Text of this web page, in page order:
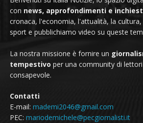
con news, approfondimenti e
cronaca, l'economia, l'attualità, la
sport e pubblichiamo video su queste
La nostra missione è fornire un
tempestivo per una community di
consapevole.
Contatti
E-mail: mademi2046@gmail.com
PEC: mariodemichele@pecgiornalisti.it